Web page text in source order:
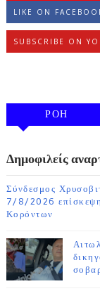
LIKE ON
SUBSCRIBE ON
ΡΟΗ
Δημοφιλείς
Σύνδεσμος
7/8/2026
Κορόντων